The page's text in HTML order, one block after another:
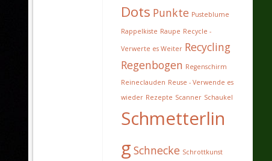
Dots Punkte Pusteblume
Rappelkiste Raupe Recycle -
Verwerte es Weiter Recycling
Regenbogen Regenschirm
Reineclauden Reuse - Verwende es
wieder Rezepte Scanner Schaukel
Schmetterlin
g Schnecke Schrottkunst